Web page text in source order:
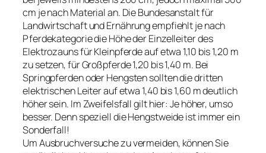
cm je nach Material an. Die Bundesanstalt für
Landwirtschaft und Ernährung empfiehlt je nach
Pferdekategorie die Höhe der Einzelleiter des
Elektrozauns für Kleinpferde auf etwa 1,10 bis 1,20 m
zu setzen, für Großpferde 1,20 bis 1,40 m. Bei
Springpferden oder Hengsten sollten die dritten
elektrischen Leiter auf etwa 1,40 bis 1,60 m deutlich
höher sein. Im Zweifelsfall gilt hier: Je höher, umso
besser. Denn speziell die Hengstweide ist immer ein
Sonderfall!
Um Ausbruchversuche zu vermeiden, können Sie